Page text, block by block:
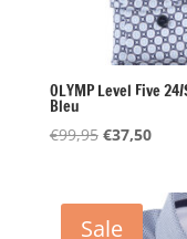
OLYMP Level Five
Bleu
€99,95
€99,95.
€37,50
Sale